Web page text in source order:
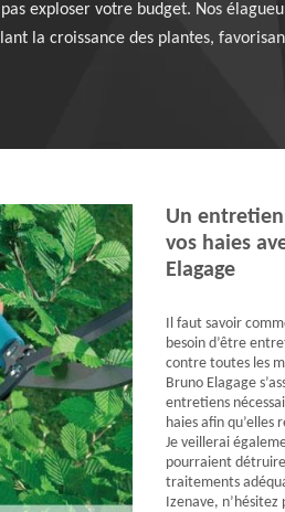
exploser votre budget. Nos
la croissance des plantes,
Un
vos haies
Elagage
Il faut savoir
besoin d’être
contre toutes les
Bruno Elagage
entretiens
haies afin qu’elles
Je veillerai
pourraient détruire
traitements
Izenave, n’hésitez